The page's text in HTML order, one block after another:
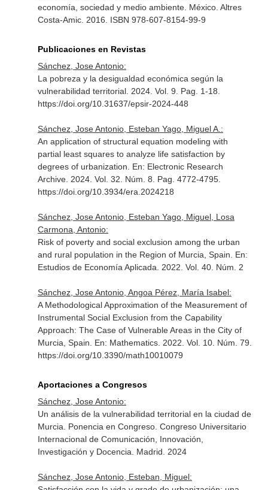
economía, sociedad y medio ambiente. México. Altres
Costa-Amic. 2016. ISBN 978-607-8154-99-9
Publicaciones en Revistas
Sánchez, Jose Antonio:
La pobreza y la desigualdad económica según la
vulnerabilidad territorial. 2024. Vol. 9. Pag. 1-18.
https://doi.org/10.31637/epsir-2024-448
Sánchez, Jose Antonio, Esteban Yago, Miguel A.:
An application of structural equation modeling with
partial least squares to analyze life satisfaction by
degrees of urbanization. En: Electronic Research
Archive. 2024. Vol. 32. Núm. 8. Pag. 4772-4795.
https://doi.org/10.3934/era.2024218
Sánchez, Jose Antonio, Esteban Yago, Miguel, Losa
Carmona, Antonio:
Risk of poverty and social exclusion among the urban
and rural population in the Region of Murcia, Spain. En:
Estudios de Economía Aplicada . 2022. Vol. 40. Núm. 2
Sánchez, Jose Antonio, Angoa Pérez, María Isabel:
A Methodological Approximation of the Measurement of
Instrumental Social Exclusion from the Capability
Approach: The Case of Vulnerable Areas in the City of
Murcia, Spain. En: Mathematics. 2022. Vol. 10. Núm. 79.
https://doi.org/10.3390/math10010079
Aportaciones a Congresos
Sánchez, Jose Antonio:
Un análisis de la vulnerabilidad territorial en la ciudad de
Murcia. Ponencia en Congreso. Congreso Universitario
Internacional de Comunicación, Innovación,
Investigación y Docencia. Madrid. 2024
Sánchez, Jose Antonio, Esteban, Miguel: